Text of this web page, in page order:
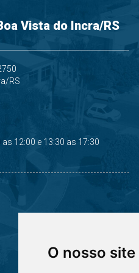
O nosso
Vista do Incra/RS
RS
12:00 e 13:30 as 17:30